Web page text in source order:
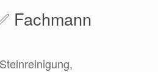
Fachmann